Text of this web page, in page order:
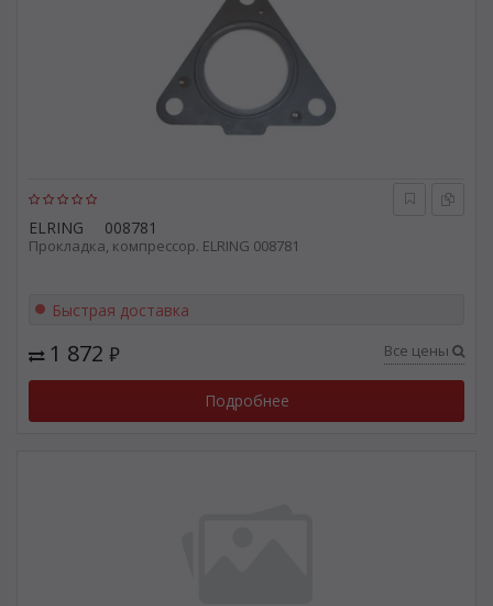
ELRING 008781
Прокладка, компрессор. ELRING 008781
Быстрая доставка
1 872 ₽ Все цены
Подробнее